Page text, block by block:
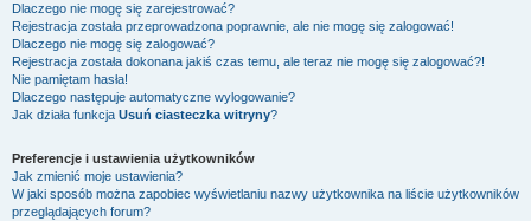
Dlaczego nie mogę się zarejestrować?
Rejestracja została przeprowadzona poprawnie, ale nie mogę się zalogować!
Dlaczego nie mogę się zalogować?
Rejestracja została dokonana jakiś czas temu, ale teraz nie mogę się zalogować?!
Nie pamiętam hasła!
Dlaczego następuje automatyczne wylogowanie?
Jak działa funkcja Usuń ciasteczka witryny?
Preferencje i ustawienia użytkowników
Jak zmienić moje ustawienia?
W jaki sposób można zapobiec wyświetlaniu nazwy użytkownika na liście użytkowników
przeglądających forum?